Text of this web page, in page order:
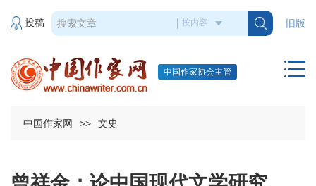
旧版
投稿
中国作家协会主管
中国作家网 >> 文史